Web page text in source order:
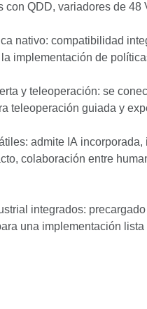
con QDD, variadores de
nativo: compatibilidad
implementación de
y teleoperación: se
teleoperación guiada y
admite IA
colaboración entre
integrados:
una implementación lista